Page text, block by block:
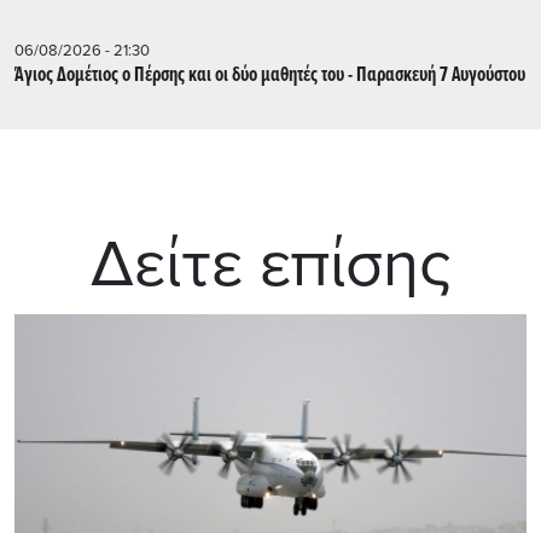
06/08/2026 - 21:30
Άγιος Δομέτιος ο Πέρσης και οι δύο μαθητές του - Παρασκευή 7 Αυγούστου
Δείτε επίσης